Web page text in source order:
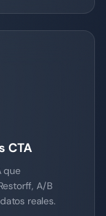
CTA
que
A/B
reales.